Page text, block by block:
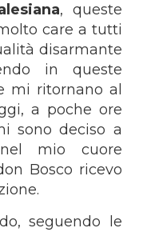
, queste
care a tutti
disarmante
in queste
mi ritornano al
a poche ore
sono deciso a
mio cuore
Bosco ricevo
seguendo le